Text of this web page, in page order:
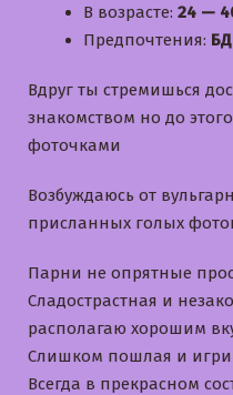
В возрасте: 24 —
Предпочтения:
Вдруг ты стремишься
знакомством но до
фоточками
Возбуждаюсь от
присланных голых
Парни не опрятные
Cладострастная и
располагаю хорошим
Слишком пошлая и
Всегда в прекрасном